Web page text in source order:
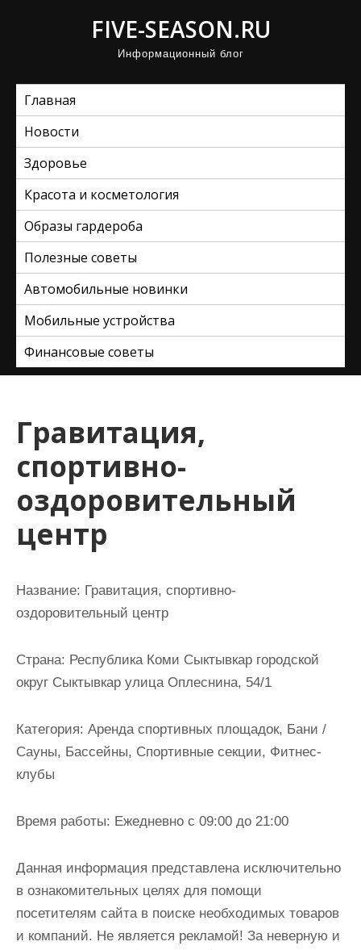
и
FIVE-SEASON.RU
Информационный блог
Главная
Новости
Здоровье
Красота и косметология
Образы гардероба
Полезные советы
Автомобильные новинки
Мобильные устройства
Финансовые советы
Гравитация,
спортивно-
оздоровительный
центр
Название: Гравитация, спортивно-
оздоровительный центр
Страна: Республика Коми Сыктывкар городской
округ Сыктывкар улица Оплеснина, 54/1
Категория: Аренда спортивных площадок, Бани /
Сауны, Бассейны, Спортивные секции, Фитнес-
клубы
Время работы: Ежедневно с 09:00 до 21:00
Данная информация представлена исключительно
в ознакомительных целях для помощи
посетителям сайта в поиске необходимых товаров
и компаний. Не является рекламой! За неверную и